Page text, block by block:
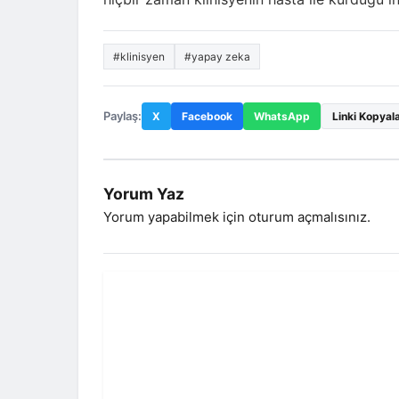
#klinisyen #yapay zeka
Paylaş: X Facebook WhatsApp Linki
Yorum Yaz
Yorum yapabilmek için oturum açmalısınız.